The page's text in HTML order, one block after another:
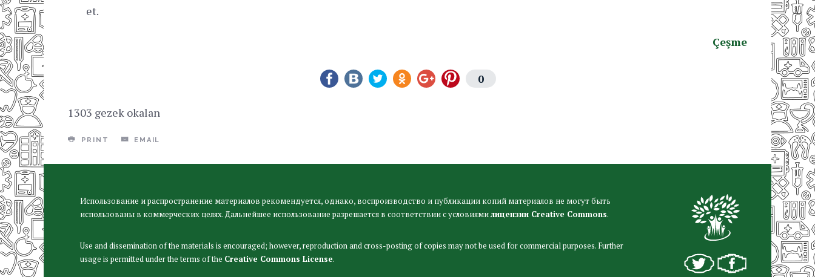
et.
Çeşme
0
1303 gezek okalan
PRINT EMAIL
Использование и распространение материалов рекомендуется, однако, воспроизводство и публикации копий материалов не могут быть
использованы в коммерческих целях. Дальнейшее использование разрешается в соответствии с условиямилицензии Creative Commons.
Use and dissemination of the materials is encouraged; however, reproduction and cross-posting of copies may not be used for commercial purposes. Further
usage is permitted under the terms of the Creative Commons License.